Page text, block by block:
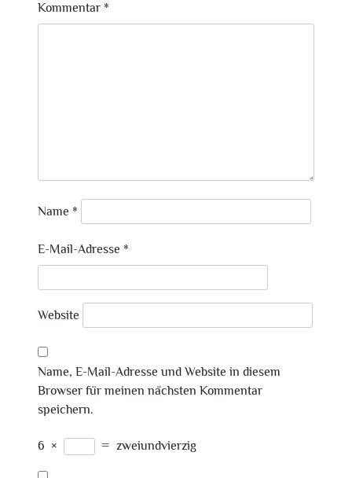
Kommentar *
Name *
E-Mail-Adresse *
Website
Name, E-Mail-Adresse und Website in diesem
Browser für meinen nächsten Kommentar
speichern.
6 × = zweiundvierzig